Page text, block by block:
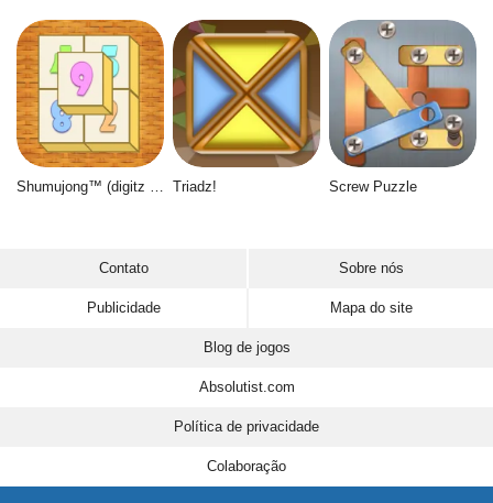
Triadz! Screw Puzzle
Contato Sobre nós
Publicidade Mapa do site
Blog de jogos
Absolutist.com
Política de privacidade
Colaboração